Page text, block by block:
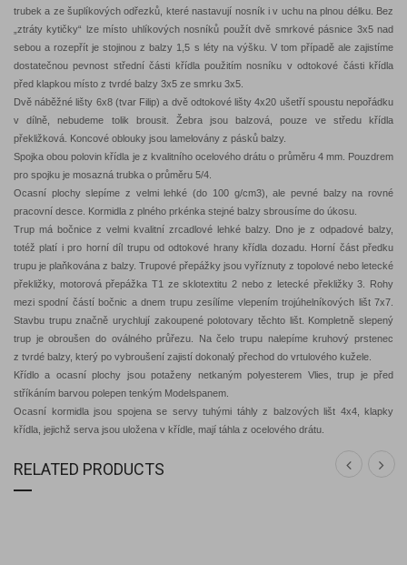
trubek a ze šuplíkových odřezků, které nastavují nosník i v uchu na plnou délku. Bez
„ztráty kytičky“ lze místo uhlíkových nosníků použít dvě smrkové pásnice 3x5 nad
sebou a rozepřít je stojinou z balzy 1,5 s léty na výšku. V tom případě ale zajistíme
dostatečnou pevnost střední části křídla použitím nosníku v odtokové části křídla
před klapkou místo z tvrdé balzy 3x5 ze smrku 3x5.
Dvě náběžné lišty 6x8 (tvar Filip) a dvě odtokové lišty 4x20 ušetří spoustu nepořádku
v dílně, nebudeme tolik brousit. Žebra jsou balzová, pouze ve středu křídla
překližková. Koncové oblouky jsou lamelovány z pásků balzy.
Spojka obou polovin křídla je z kvalitního ocelového drátu o průměru 4 mm. Pouzdrem
pro spojku je mosazná trubka o průměru 5/4.
Ocasní plochy slepíme z velmi lehké (do 100 g/cm3), ale pevné balzy na rovné
pracovní desce. Kormidla z plného prkénka stejné balzy sbrousíme do úkosu.
Trup má bočnice z velmi kvalitní zrcadlové lehké balzy. Dno je z odpadové balzy,
totéž platí i pro horní díl trupu od odtokové hrany křídla dozadu. Horní část předku
trupu je plaňkována z balzy. Trupové přepážky jsou vyříznuty z topolové nebo letecké
překližky, motorová přepážka T1 ze sklotextitu 2 nebo z letecké překližky 3. Rohy
mezi spodní částí bočnic a dnem trupu zesílíme vlepením trojúhelníkových lišt 7x7.
Stavbu trupu značně urychlují zakoupené polotovary těchto lišt. Kompletně slepený
trup je obroušen do oválného průřezu. Na čelo trupu nalepíme kruhový prstenec
z tvrdé balzy, který po vybroušení zajistí dokonalý přechod do vrtulového kužele.
Křídlo a ocasní plochy jsou potaženy netkaným polyesterem Vlies, trup je před
stříkáním barvou polepen tenkým Modelspanem.
Ocasní kormidla jsou spojena se servy tuhými táhly z balzových lišt 4x4, klapky
křídla, jejichž serva jsou uložena v křídle, mají táhla z ocelového drátu.
RELATED PRODUCTS